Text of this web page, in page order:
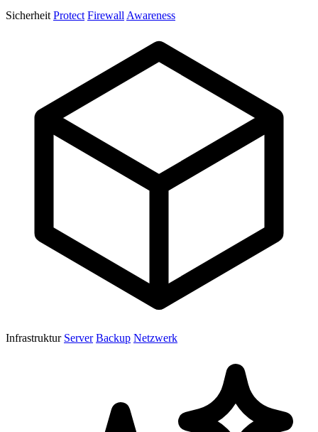
Sicherheit Protect Firewall Awareness
Infrastruktur Server Backup Netzwerk